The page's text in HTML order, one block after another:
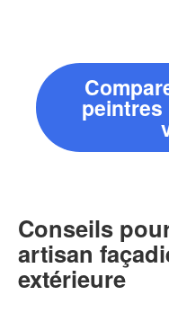
peintres
Conseils
artisan
extérieure